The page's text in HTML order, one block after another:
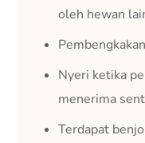
oleh hewan
Nyeri ketika
menerima
Terdapat